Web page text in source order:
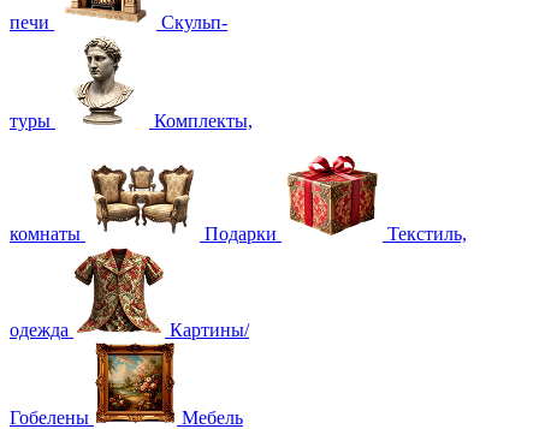
печи Скульп-
туры Комплекты,
комнаты Подарки Текстиль,
одежда Картины/
Гобелены Мебель